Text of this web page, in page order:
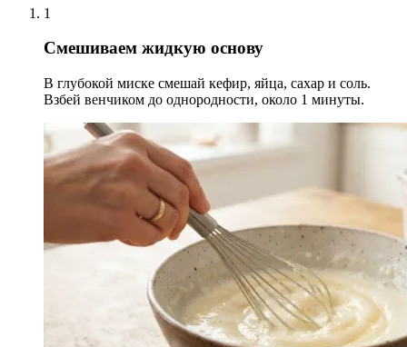
1
Смешиваем жидкую основу
В глубокой миске смешай кефир, яйца, сахар и соль.
Взбей венчиком до однородности, около 1 минуты.